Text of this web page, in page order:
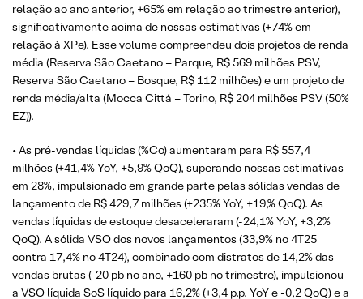
relação ao ano anterior, +65% em relação ao trimestre anterior),
significativamente acima de nossas estimativas (+74% em
relação à XPe). Esse volume compreendeu dois projetos de renda
média (Reserva São Caetano – Parque, R$ 569 milhões PSV,
Reserva São Caetano – Bosque, R$ 112 milhões) e um projeto de
renda média/alta (Mocca Cittá – Torino, R$ 204 milhões PSV (50%
EZ)).
• As pré-vendas líquidas (%Co) aumentaram para R$ 557,4
milhões (+41,4% YoY, +5,9% QoQ), superando nossas estimativas
em 28%, impulsionado em grande parte pelas sólidas vendas de
lançamento de R$ 429,7 milhões (+235% YoY, +19,% QoQ). As
vendas líquidas de estoque desaceleraram (-24,1% YoY, +3,2%
QoQ). A sólida VSO dos novos lançamentos (33,9% no 4T25
contra 17,4% no 4T24), combinado com distratos de 14,2% das
vendas brutas (-20 pb no ano, +160 pb no trimestre), impulsionou
a VSO líquida SoS líquido para 16,2% (+3,4 p.p. YoY e -0,2 QoQ) e a